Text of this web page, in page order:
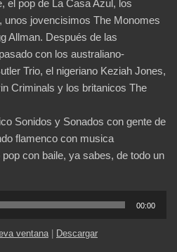
el pop de La Casa Azul, los
unos jovencisimos The Monomes
Allman. Después de las
con los australiano-
Trio, el nigeriano Keziah Jones,
Criminals y los britanicos The
Sonidos y Sonados con gente de
flamenco con musica
con baile, ya sabes, de todo un
00:00
ventana| Descargar